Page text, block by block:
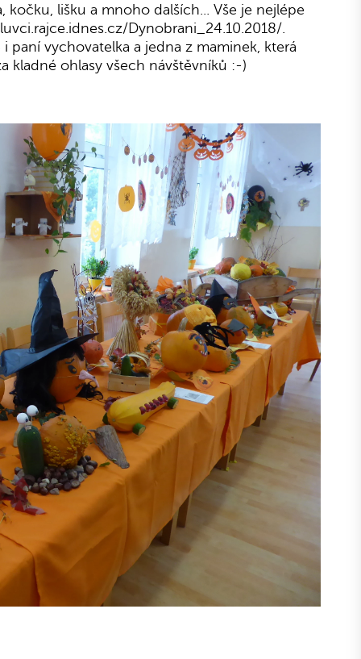
lišku a mnoho dalších... Vše je nejlépe
Dynobrani_24.10.2018/.
paní vychovatelka a jedna z maminek, která
kladné ohlasy všech návštěvníků :-)